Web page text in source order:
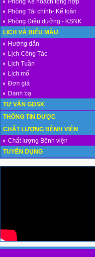
Phòng Kế hoạch tổng hợp
Phòng Tài chính- Kế toán
Phòng Điều dưỡng - KSNK
LỊCH VÀ BIỂU MẪU
Hướng dẫn
Lịch Công Tác
Lịch Tuần
Lịch mổ
Đơn giá
Danh bạ
TƯ VẤN GDSK
THÔNG TIN DƯỢC
CHẤT LƯỢNG BỆNH VIỆN
Chất lượng Bệnh viện
TUYỂN DỤNG